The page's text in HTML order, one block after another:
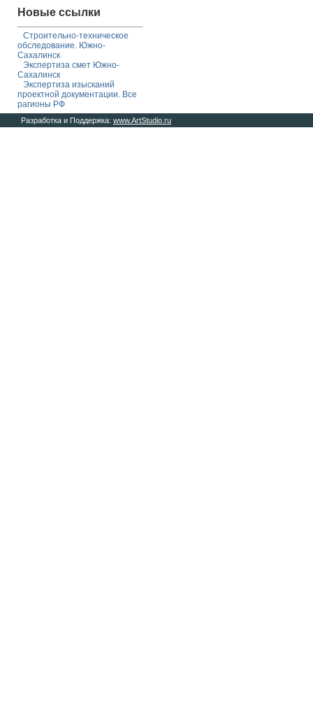
Новые ссылки
Строительно-техническое
обследование. Южно-
Сахалинск
Экспертиза смет Южно-
Сахалинск
Экспертиза изысканий
проектной документации. Все
рагионы РФ
Разработка и Поддержка: www.ArtStudio.ru